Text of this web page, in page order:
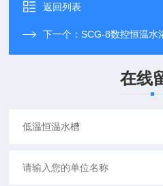
返回列表
下一个：SCG-8数控恒温水
在线